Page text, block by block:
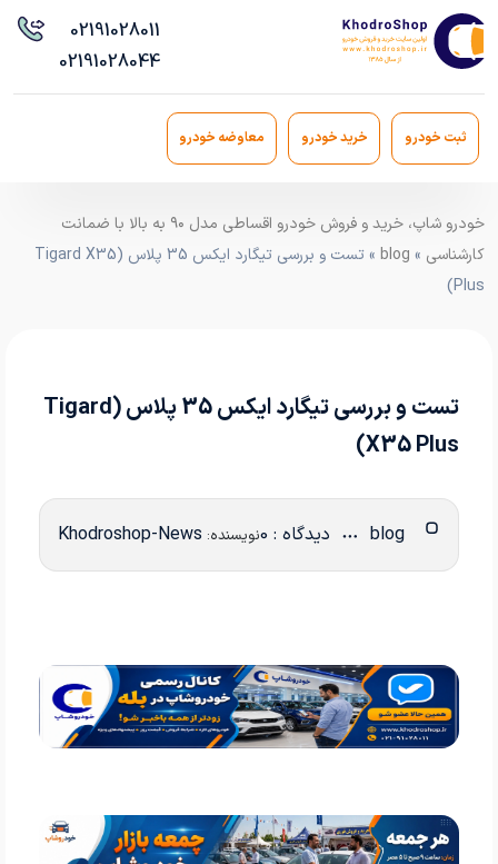
02191028011
02191028044
ثبت خودرو خرید خودرو معاوضه خودرو
خودرو شاپ، خرید و فروش خودرو اقساطی مدل ۹۰ به بالا با ضمانت
کارشناسی »
blog
» تست و بررسی تیگارد ایکس 35 پلاس (Tigard X35
Plus)
تست و بررسی تیگارد ایکس 35 پلاس (Tigard
X35 Plus)
دیدگاه : 0 نویسنده: Khodroshop-News